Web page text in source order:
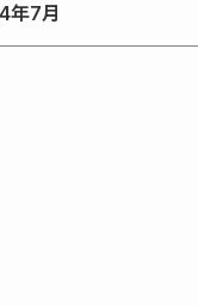
年7月